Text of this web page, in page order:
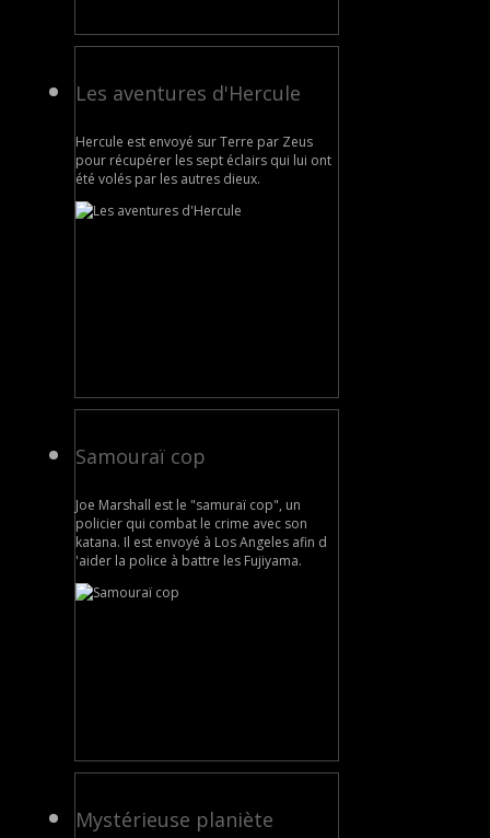
Les aventures d'Hercule
Hercule est envoyé sur Terre par Zeus
pour récupérer les sept éclairs qui lui ont
été volés par les autres dieux.
Samouraï cop
Joe Marshall est le "samuraï cop", un
policier qui combat le crime avec son
katana. Il est envoyé à Los Angeles afin d
'aider la police à battre les Fujiyama.
Mystérieuse planiète